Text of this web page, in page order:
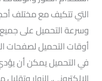
التي تتكيف مع مختلف
وسرعة التحميل على
أوقات التحميل لصفحات
في التحميل يمكن أن